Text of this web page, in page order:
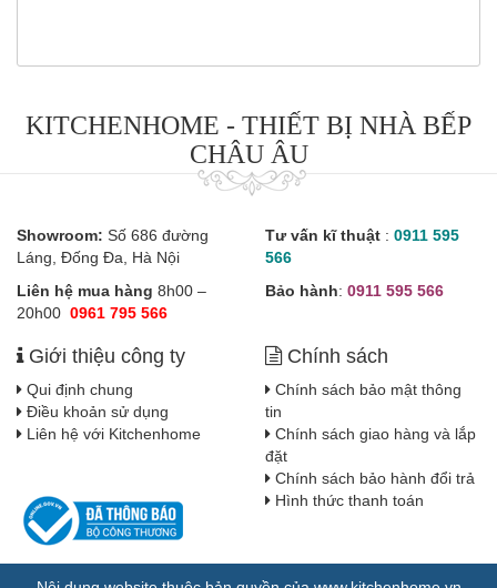
KITCHENHOME - THIẾT BỊ NHÀ BẾP
CHÂU ÂU
Showroom: Số 686 đường
Láng, Đống Đa, Hà Nội
Liên hệ mua hàng 8h00 –
20h00 0961 795 566
Tư vấn kĩ thuật : 0911 595
566
Bảo hành: 0911 595 566
Giới thiệu công ty
Qui định chung
Điều khoản sử dụng
Liên hệ với Kitchenhome
Chính sách
Chính sách bảo mật thông
tin
Chính sách giao hàng và lắp
đặt
Chính sách bảo hành đổi trả
Hình thức thanh toán